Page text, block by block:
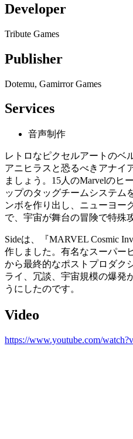
Developer
Tribute Games
Publisher
Dotemu, Gamirror Games
Services
音声制作
レトロなピクセルアートのベ
アニヒラスと恐るべきアナイ
ましょう。15人のMarvelのヒ
ップのタッグチームシステム
ンボを作り出し、ニューヨー
で、宇宙が舞台の冒険で特殊
Sideは、『MARVEL Cosmic
作しました。有名なスーパー
から最終的なポストプロダク
ライ、冗談、宇宙規模の爆発
うにしたのです。
Video
https://www.youtube.com/